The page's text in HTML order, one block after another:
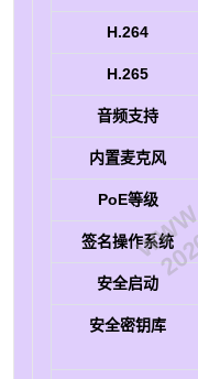
H.264
H.265
音频支持
内置麦克风
PoE等级
签名操作系统
安全启动
安全密钥库